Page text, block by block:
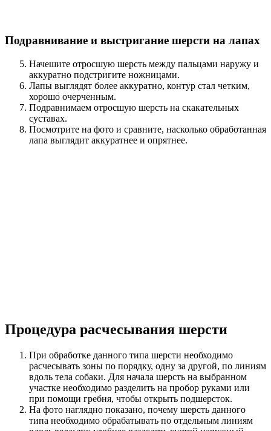
Подравнивание и выстригание шерсти на лапах
Начешите отросшую шерсть между пальцами наружу и
аккуратно подстригите ножницами.
Лапы выглядят более аккуратно, контур стал четким,
хорошо очерченным.
Подравнимаем отросшую шерсть на скакательных
суставах.
Посмотрите на фото и сравните, насколько обработанная
лапа выглядит аккуратнее и опрятнее.
Процедура расчесывания шерсти
При обработке данного типа шерсти необходимо
расчесывать зоны по порядку, одну за другой, по линиям
вдоль тела собаки. Для начала шерсть на выбранном
участке необходимо разделить на пробор руками или
при помощи гребня, чтобы открыть подшерсток.
На фото наглядно показано, почему шерсть данного
типа необходимо обрабатывать по отдельным линиям